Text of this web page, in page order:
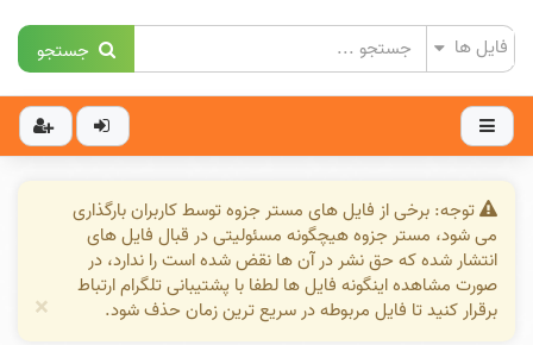
جستجو
توجه: برخی از فایل های مستر جزوه توسط کاربران بارگذاری
می شود، مستر جزوه هیچگونه مسئولیتی در قبال فایل های
انتشار شده که حق نشر در آن ها نقض شده است را ندارد، در
صورت مشاهده اینگونه فایل ها لطفا با پشتیبانی تلگرام ارتباط
برقرار کنید تا فایل مربوطه در سریع ترین زمان حذف شود.
×